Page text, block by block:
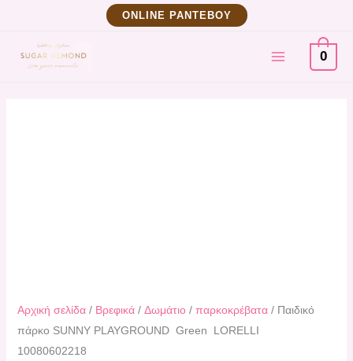
περιεχόμενο
ΟNLINE ΡΑΝΤΕΒΟΥ
MAIN
MENU
0
Αρχική σελίδα/ Βρεφικά/ Δωμάτιο/ παρκοκρέβατα/ Παιδικό
πάρκο SUNNY PLAYGROUND Green LORELLI
10080602218
SUNNY
PLAYGROUND